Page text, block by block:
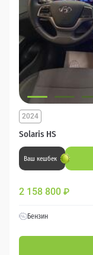
Solaris HS
2024
Ваш кешбек
2 158 800 ₽
Бензин